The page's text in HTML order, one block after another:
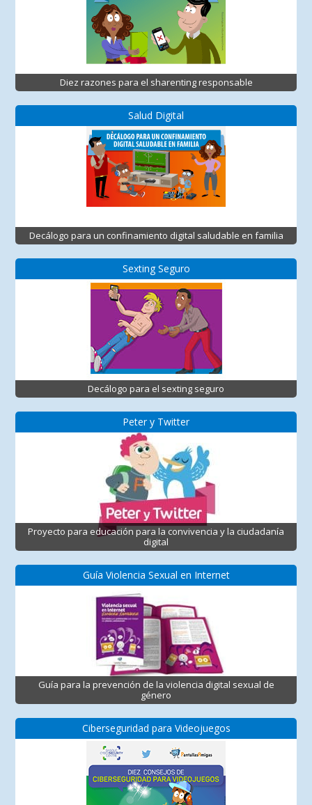
Diez razones para el sharenting responsable
Salud Digital
Decálogo para un confinamiento digital saludable en familia
Sexting Seguro
Decálogo para el sexting seguro
Peter y Twitter
Proyecto para educación para la convivencia y la ciudadanía
digital
Guía Violencia Sexual en Internet
Guía para la prevención de la violencia digital sexual de
género
Ciberseguridad para Videojuegos